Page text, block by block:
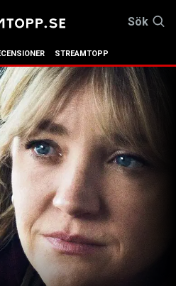
Sök
STREAMTOPP